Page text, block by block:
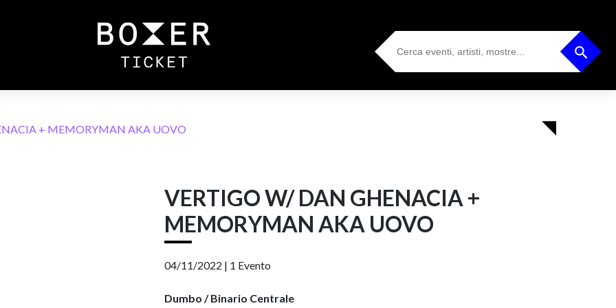
Search
for:
Search Button
+ MEMORYMAN AKA UOVO
VERTIGO W/ DAN GHENACIA +
MEMORYMAN AKA UOVO
04/11/2022 | 1 Evento
Dumbo / Binario Centrale